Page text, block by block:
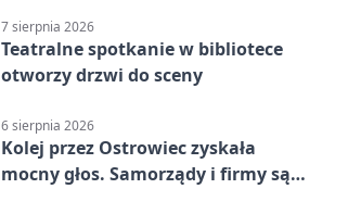
7 sierpnia 2026
Teatralne spotkanie w bibliotece
otworzy drzwi do sceny
6 sierpnia 2026
Kolej przez Ostrowiec zyskała
mocny głos. Samorządy i firmy są